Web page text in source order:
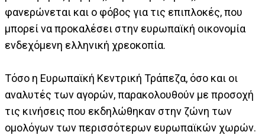
φανερώνεται και ο φόβος για τις επιπλοκές, που
μπορεί να προκαλέσει στην ευρωπαϊκή οικονομία
ενδεχόμενη ελληνική χρεοκοπία.
Τόσο η Ευρωπαϊκή Κεντρική Τράπεζα, όσο και οι
αναλυτές των αγορών, παρακολουθούν με προσοχή
τις κινήσεις που εκδηλώθηκαν στην ζώνη των
ομολόγων των περισσότερων ευρωπαϊκών χωρών.